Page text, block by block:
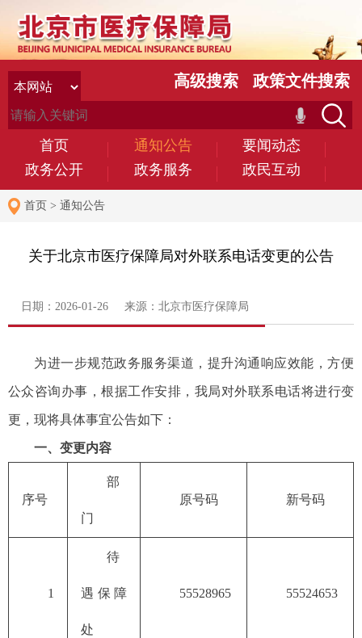
首页 通知公告
要闻动态
政务公开
政务服务 政民互动
高级搜索 政策文件搜索
首页 > 通知公告
关于北京市医疗保障局对外联系电话变更的公告
日期：2026-01-26 来源：北京市医疗保障局
为进一步规范政务服务渠道，提升沟通响应效能，方便
公众咨询办事，根据工作安排，我局对外联系电话将进行变
更，现将具体事宜公告如下：
一、变更内容
序号
部
门
原号码 新号码
1
待
遇保障
处
55528965 55524653